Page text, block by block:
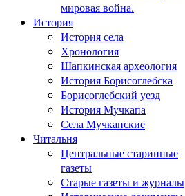
мировая война.
История
История села
Хронология
Шапкинская археология
История Борисоглебска
Борисоглебский уезд
История Мучкапа
Села Мучкапские
Читальня
Центральные старинные
газеты
Старые газеты и журналы